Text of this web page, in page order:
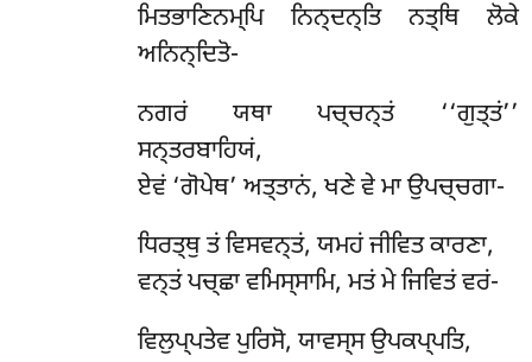
ਮਿਤਭਾਣਿਨਮ੍ਪਿ ਨਿਨ੍ਦਨ੍ਤਿ ਨਤ੍ਥਿ ਲੋਕੇ
ਅਨਿਨ੍ਦਿਤੋ-
ਨਗਰਂਯਥਾ ਪਚ੍ਚਨ੍ਤਂ ‘‘ਗੁਤ੍ਤਂ’’
ਸਨ੍ਤਰਬਾਹਿਯਂ,
ਏਵਂ ‘ਗੋਪੇਥ’ ਅਤ੍ਤਾਨਂ, ਖਣੇ ਵੇ ਮਾ ਉਪਚ੍ਚਗਾ-
ਧਿਰਤ੍ਥੁਤਂ ਵਿਸਵਨ੍ਤਂ, ਯਮਹਂ ਜੀਵਿਤ ਕਾਰਣਾ,
ਵਨ੍ਤਂ ਪਚ੍ਛਾ ਵਮਿਸ੍ਸਾਮਿ, ਮਤਂ ਮੇ ਜਿਵਿਤਂ ਵਰਂ-
ਵਿਲੁਪ੍ਪਤੇਵਪੁਰਿਸੋ, ਯਾਵਸ੍ਸ ਉਪਕਪ੍ਪਤਿ,